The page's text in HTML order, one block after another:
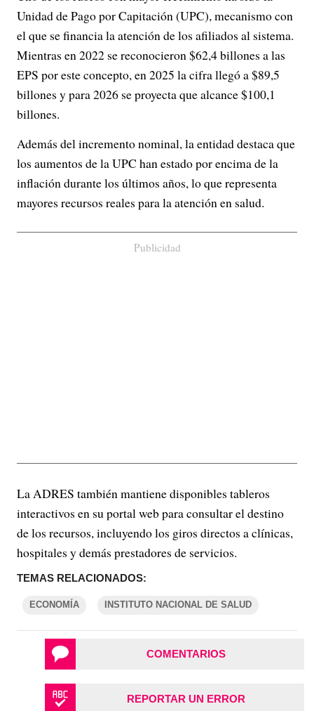
Unidad de Pago por Capitación (UPC), mecanismo con
el que se financia la atención de los afiliados al sistema.
Mientras en 2022 se reconocieron $62,4 billones a las
EPS por este concepto, en 2025 la cifra llegó a $89,5
billones y para 2026 se proyecta que alcance $100,1
billones.
Además del incremento nominal, la entidad destaca que
los aumentos de la UPC han estado por encima de la
inflación durante los últimos años, lo que representa
mayores recursos reales para la atención en salud.
Publicidad
La ADRES también mantiene disponibles tableros
interactivos en su portal web para consultar el destino
de los recursos, incluyendo los giros directos a clínicas,
hospitales y demás prestadores de servicios.
TEMAS RELACIONADOS:
ECONOMÍA INSTITUTO NACIONAL DE SALUD
COMENTARIOS
REPORTAR UN ERROR